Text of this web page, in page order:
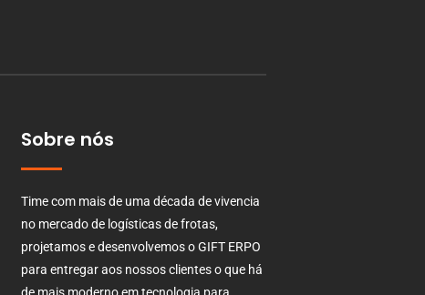
Sobre nós
Time com mais de uma década de vivencia
no mercado de logísticas de frotas,
projetamos e desenvolvemos o GIFT ERPO
para entregar aos nossos clientes o que há